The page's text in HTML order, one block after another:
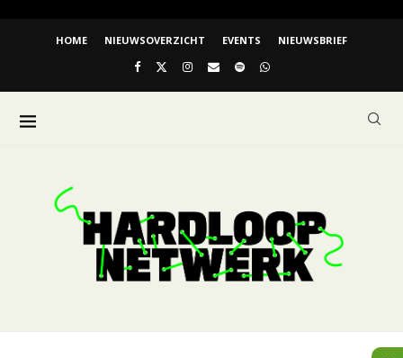
HOME NIEUWSOVERZICHT EVENTS NIEUWSBRIEF